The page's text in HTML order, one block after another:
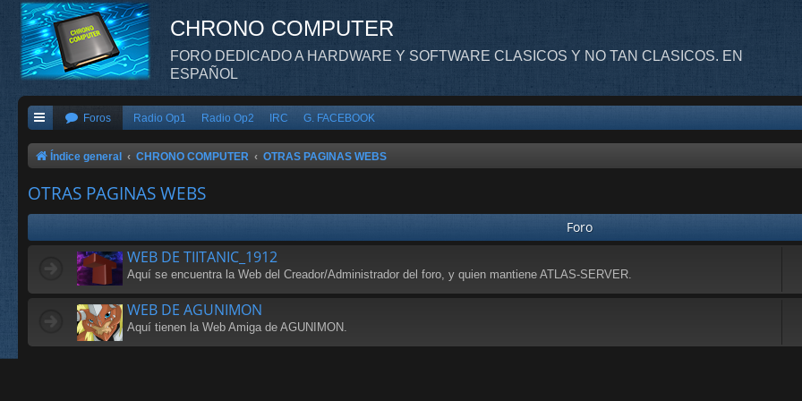
CHRONO COMPUTER
FORO DEDICADO A HARDWARE Y SOFTWARE CLASICOS Y NO TAN CLASICOS. EN
ESPAÑOL
Foros Radio Op1 Radio Op2 IRC G. FACEBOOK
Índice general CHRONO COMPUTER OTRAS PAGINAS WEBS
OTRAS PAGINAS WEBS
Foro
WEB DE TIITANIC_1912
Aquí se encuentra la Web del Creador/Administrador del foro, y quien mantiene ATLAS-SERVER.
WEB DE AGUNIMON
Aquí tienen la Web Amiga de AGUNIMON.